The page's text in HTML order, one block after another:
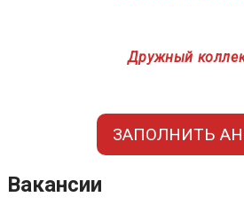
Дружный
ЗАПОЛНИТЬ
Вакансии